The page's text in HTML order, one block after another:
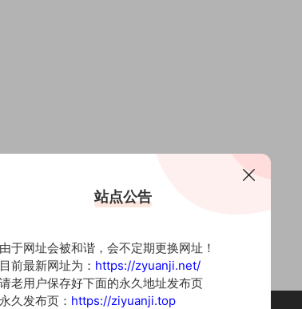
站点公告
由于网址会被和谐，会不定期更换网址！
目前最新网址为： https://zyuanji.net/
请老用户保存好下面的永久地址发布页
永久发布页： https://ziyuanji.top